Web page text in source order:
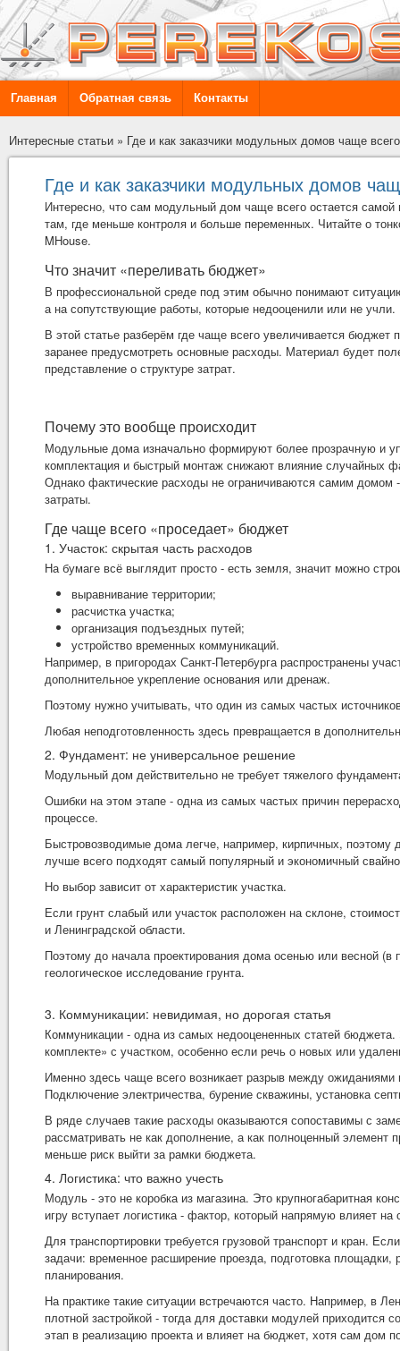
Главная Обратная связь Контакты
Интересные статьи » Где и как заказчики модульных домов чаще
Где и как заказчики модульных домов
Интересно, что сам модульный дом чаще всего остается
там, где меньше контроля и больше переменных. Читайте о
MHouse.
Что значит «переливать бюджет»
В профессиональной среде под этим обычно понимают
а на сопутствующие работы, которые недооценили или не
В этой статье разберём где чаще всего увеличивается
заранее предусмотреть основные расходы. Материал будет
представление о структуре затрат.
Почему это вообще происходит
Модульные дома изначально формируют более прозрачную и
комплектация и быстрый монтаж снижают влияние случайных
Однако фактические расходы не ограничиваются самим
затраты.
Где чаще всего «проседает» бюджет
1. Участок: скрытая часть расходов
На бумаге всё выглядит просто - есть земля, значит можно
выравнивание территории;
расчистка участка;
организация подъездных путей;
устройство временных коммуникаций.
Например, в пригородах Санкт-Петербурга распространены
дополнительное укрепление основания или дренаж.
Поэтому нужно учитывать, что один из самых частых
Любая неподготовленность здесь превращается в
2. Фундамент: не универсальное решение
Модульный дом действительно не требует тяжелого
Ошибки на этом этапе - одна из самых частых причин
процессе.
Быстровозводимые дома легче, например, кирпичных,
лучше всего подходят самый популярный и экономичный
Но выбор зависит от характеристик участка.
Если грунт слабый или участок расположен на склоне,
и Ленинградской области.
Поэтому до начала проектирования дома осенью или весной
геологическое исследование грунта.
3. Коммуникации: невидимая, но дорогая статья
Коммуникации - одна из самых недооцененных статей
комплекте» с участком, особенно если речь о новых или
Именно здесь чаще всего возникает разрыв между
Подключение электричества, бурение скважины, установка
В ряде случаев такие расходы оказываются сопоставимы с
рассматривать не как дополнение, а как полноценный элемент
меньше риск выйти за рамки бюджета.
4. Логистика: что важно учесть
Модуль - это не коробка из магазина. Это крупногабаритная
игру вступает логистика - фактор, который напрямую влияет
Для транспортировки требуется грузовой транспорт и кран.
задачи: временное расширение проезда, подготовка
планирования.
На практике такие ситуации встречаются часто. Например, в
плотной застройкой - тогда для доставки модулей приходится
этап в реализацию проекта и влияет на бюджет, хотя сам дом